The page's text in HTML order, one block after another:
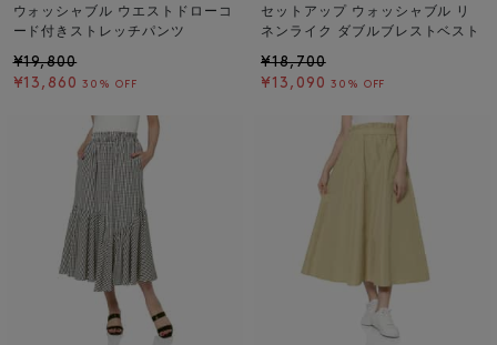
ウォッシャブル ウエストドローコ
ード付きストレッチパンツ
¥19,800
¥13,860 30% OFF
セットアップ ウォッシャブル リ
ネンライク ダブルブレストベスト
¥18,700
¥13,090 30% OFF